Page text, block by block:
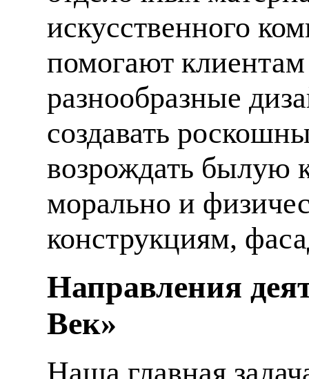
искусственного
помогают
разнообразные
создавать
возрождать былую
морально и
конструкциям,
Направления
Век»